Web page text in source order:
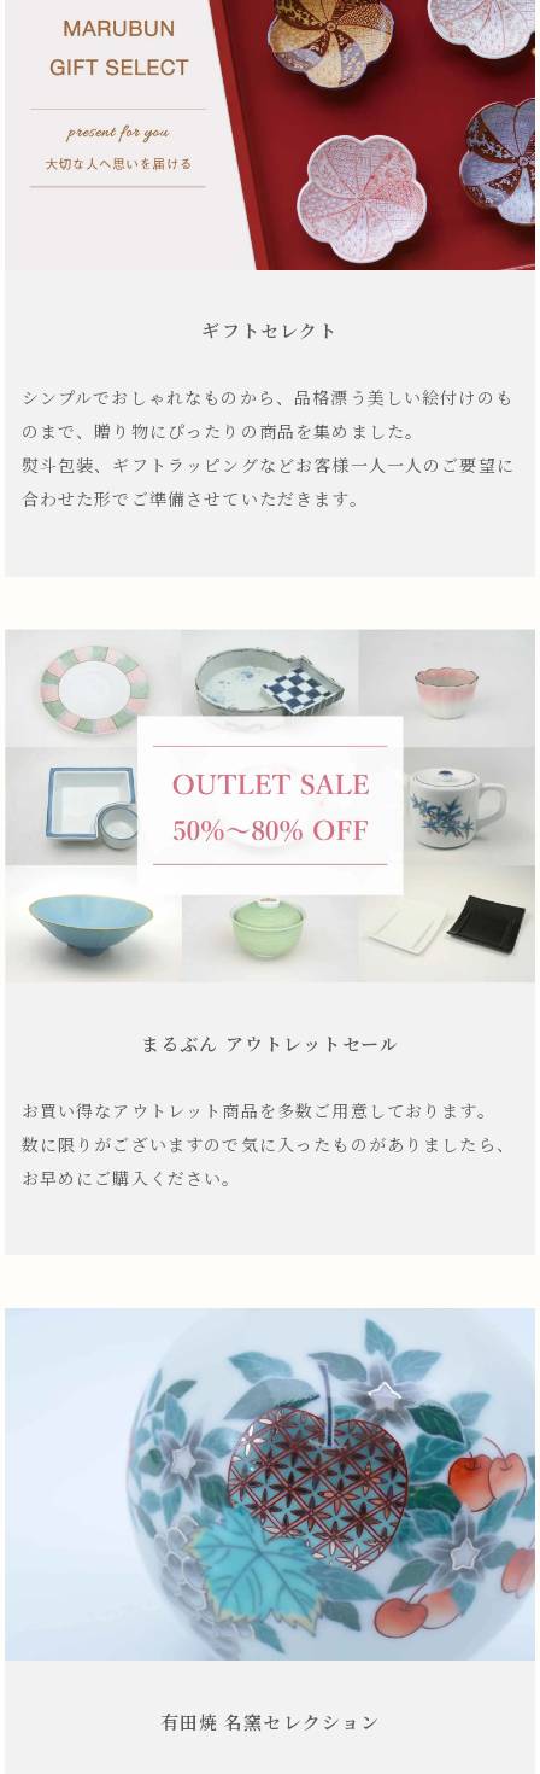
ギフトセレクト
シンプルでおしゃれなものから、品格漂う美しい絵付けのも
のまで、贈り物にぴったりの商品を集めました。
熨斗包装、ギフトラッピングなどお客様一人一人のご要望に
合わせた形でご準備させていただきます。
まるぶん アウトレットセール
お買い得なアウトレット商品を多数ご用意しております。
数に限りがございますので気に入ったものがありましたら、
お早めにご購入ください。
有田焼 名窯セレクション